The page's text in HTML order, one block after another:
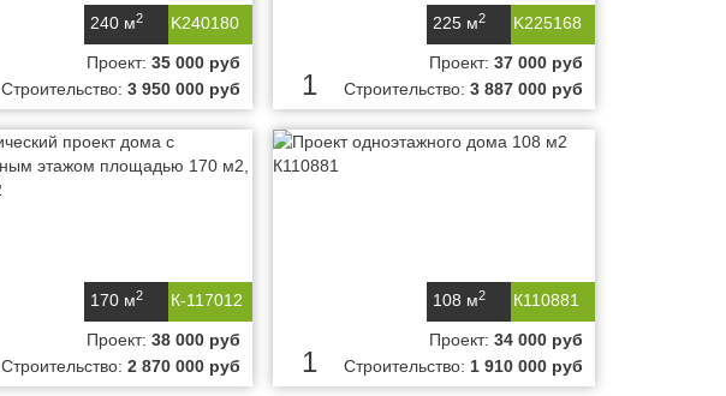
K240180
240 м2
Проект: 35 000 руб
Строительство: 3 950 000 руб
K225168
225 м2
1
Проект: 37 000 руб
Строительство: 3 887 000 руб
К-117012
170 м2
Проект: 38 000 руб
Строительство: 2 870 000 руб
К110881
108 м2
1
Проект: 34 000 руб
Строительство: 1 910 000 руб